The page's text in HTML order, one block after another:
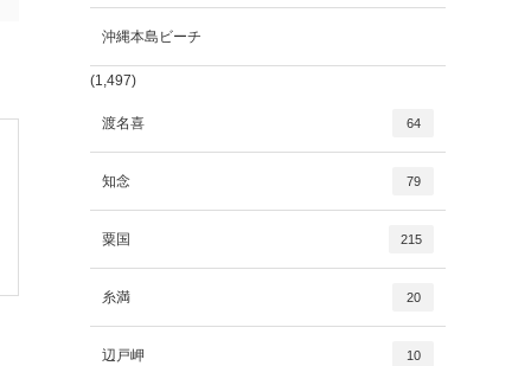
沖縄本島ビーチ
(1,497)
渡名喜 64
知念 79
粟国 215
糸満 20
辺戸岬 10